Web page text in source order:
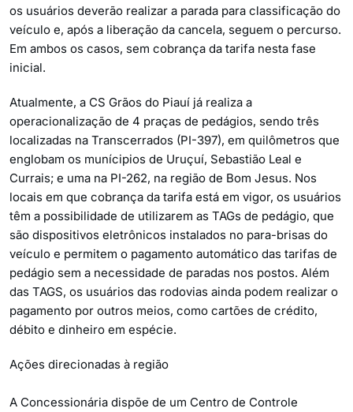
os usuários deverão realizar a parada para classificação do
veículo e, após a liberação da cancela, seguem o percurso.
Em ambos os casos, sem cobrança da tarifa nesta fase
inicial.
Atualmente, a CS Grãos do Piauí já realiza a
operacionalização de 4 praças de pedágios, sendo três
localizadas na Transcerrados (PI-397), em quilômetros que
englobam os munícipios de Uruçuí, Sebastião Leal e
Currais; e uma na PI-262, na região de Bom Jesus. Nos
locais em que cobrança da tarifa está em vigor, os usuários
têm a possibilidade de utilizarem as TAGs de pedágio, que
são dispositivos eletrônicos instalados no para-brisas do
veículo e permitem o pagamento automático das tarifas de
pedágio sem a necessidade de paradas nos postos. Além
das TAGS, os usuários das rodovias ainda podem realizar o
pagamento por outros meios, como cartões de crédito,
débito e dinheiro em espécie.
Ações direcionadas à região
A Concessionária dispõe de um Centro de Controle